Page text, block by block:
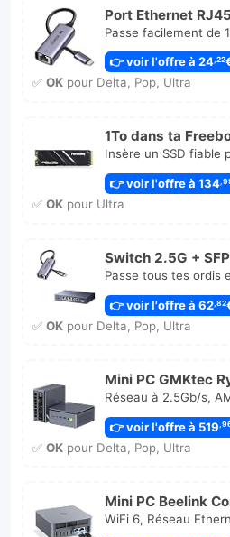
Port Ethernet
Passe facilement de
👉 voir l'offre à 24,22
✅ OKpour Delta, Pop, Ultra
1To dans ta
Insère un SSD fiable
👉 voir l'offre à 134
✅ OKpour Ultra
Switch 2.5G +
Passe tous tes ordis
👉 voir l'offre à 62,82
✅ OKpour Delta, Pop, Ultra
Mini PC GMKtec
Réseau à 2.5Gb/s,
👉 voir l'offre à 519
✅ OKpour Delta, Pop, Ultra
Mini PC Beelink
WiFi 6, Réseau